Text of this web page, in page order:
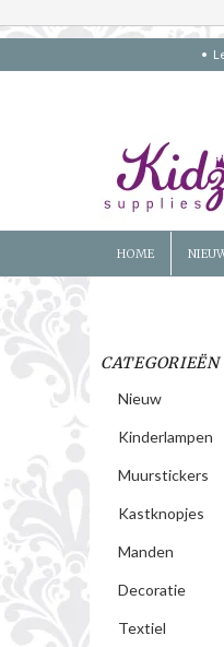
HOME
CATEGORIEËN
Nieuw
Kinderlampen
Muurstickers
Kastknopjes
Manden
Decoratie
Textiel